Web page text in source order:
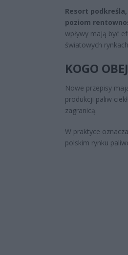
Resort
poziom
wpływy mają być
światowych
KOGO
Nowe przepisy
produkcji paliw
zagranicą.
W praktyce
polskim rynku